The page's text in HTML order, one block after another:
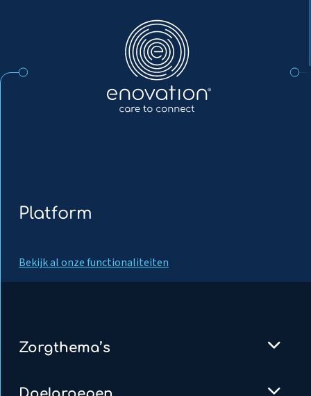
Platform
Bekijk al onze functionaliteiten
Zorgthema’s